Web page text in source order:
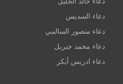
دعاء السديس
دعاء منصور السالمي
دعاء محمد جبريل
دعاء ادريس أبكر